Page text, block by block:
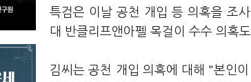
특검은 이날 공천 개입 등 의혹을 조
대 반클리프앤아펠 목걸이 수수 의혹
김씨는 공천 개입 의혹에 대해 "본인